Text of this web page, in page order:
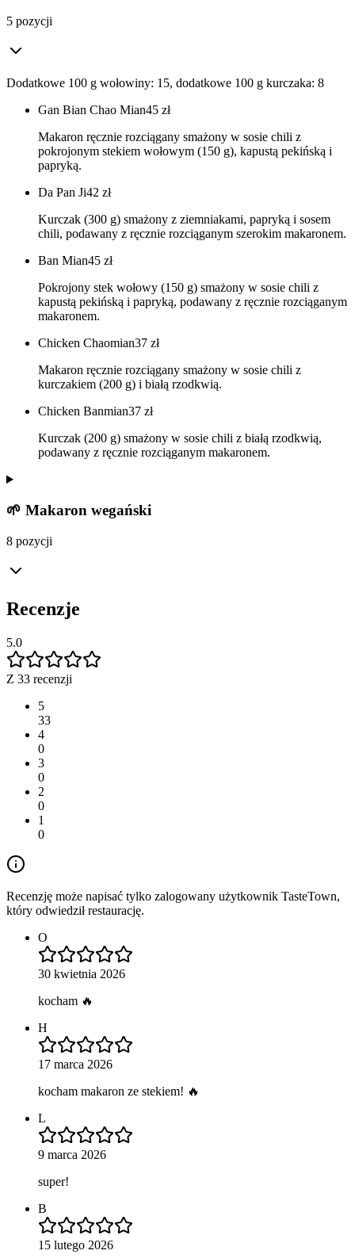
5 pozycji
Dodatkowe 100 g wołowiny: 15, dodatkowe 100 g kurczaka: 8
Gan Bian Chao Mian45 zł
Makaron ręcznie rozciągany smażony w sosie chili z
pokrojonym stekiem wołowym (150 g), kapustą pekińską i
papryką.
Da Pan Ji42 zł
Kurczak (300 g) smażony z ziemniakami, papryką i sosem
chili, podawany z ręcznie rozciąganym szerokim makaronem.
Ban Mian45 zł
Pokrojony stek wołowy (150 g) smażony w sosie chili z
kapustą pekińską i papryką, podawany z ręcznie rozciąganym
makaronem.
Chicken Chaomian37 zł
Makaron ręcznie rozciągany smażony w sosie chili z
kurczakiem (200 g) i białą rzodkwią.
Chicken Banmian37 zł
Kurczak (200 g) smażony w sosie chili z białą rzodkwią,
podawany z ręcznie rozciąganym makaronem.
🌱 Makaron wegański
8 pozycji
Recenzje
5.0
Z 33 recenzji
5
33
4
0
3
0
2
0
1
0
Recenzję może napisać tylko zalogowany użytkownik TasteTown,
który odwiedził restaurację.
O
30 kwietnia 2026
kocham 🔥
H
17 marca 2026
kocham makaron ze stekiem! 🔥
L
9 marca 2026
super!
B
15 lutego 2026